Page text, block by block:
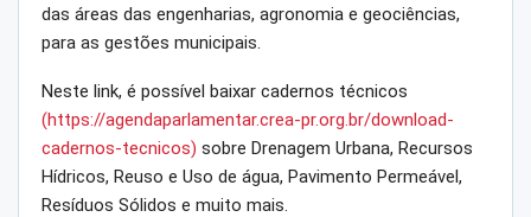
das áreas das engenharias, agronomia e geociências,
para as gestões municipais.
Neste link, é possível baixar cadernos técnicos
(https://agendaparlamentar.crea-pr.org.br/download-
cadernos-tecnicos) sobre Drenagem Urbana, Recursos
Hídricos, Reuso e Uso de água, Pavimento Permeável,
Resíduos Sólidos e muito mais.